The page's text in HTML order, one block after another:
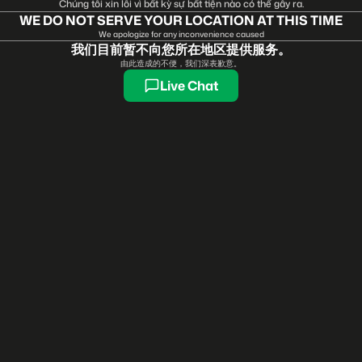
Chúng tôi xin lỗi vì bất kỳ sự bất tiện nào có thể gây ra.
WE DO NOT SERVE YOUR LOCATION AT THIS TIME
We apologize for any inconvenience caused
我们目前暂不向您所在地区提供服务。
由此造成的不便，我们深表歉意。
Live Chat